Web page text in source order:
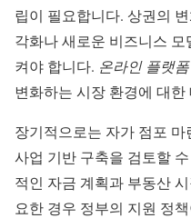
립이 필요합니다. 상권의
각화나 새로운 비즈니스
켜야 합니다. 온라인 플랫폼
변화하는 시장 환경에 대
장기적으로는 자가 점포 마
사업 기반 구축을 검토할
적인 자금 계획과 부동산
요한 경우 정부의 지원 정